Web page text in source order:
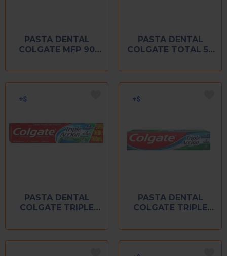
PASTA DENTAL
COLGATE MFP 90
PASTA DENTAL
COLGATE TOTAL 50
PASTA DENTAL
COLGATE TRIPLE
PASTA DENTAL
COLGATE TRIPLE